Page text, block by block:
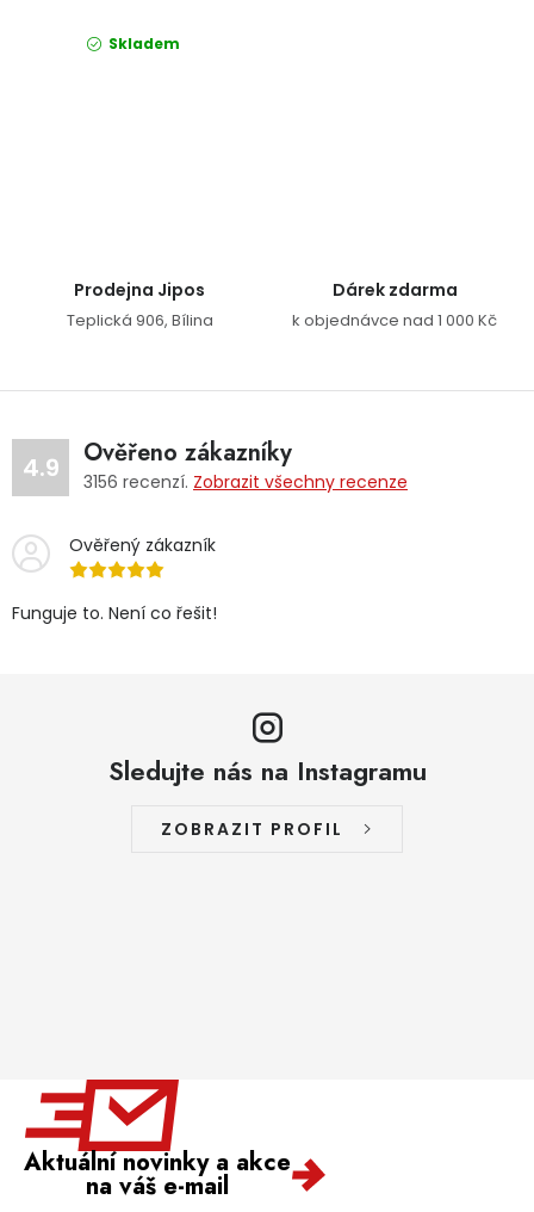
Skladem
Prodejna Jipos
Teplická 906, Bílina
Dárek zdarma
k objednávce nad 1 000 Kč
4.9 Ověřeno zákazníky
3156 recenzí. Zobrazit všechny recenze
Ověřený zákazník
Funguje to. Není co řešit!
Sledujte nás na Instagramu
ZOBRAZIT PROFIL
Aktuální novinky a akce
na váš e-mail